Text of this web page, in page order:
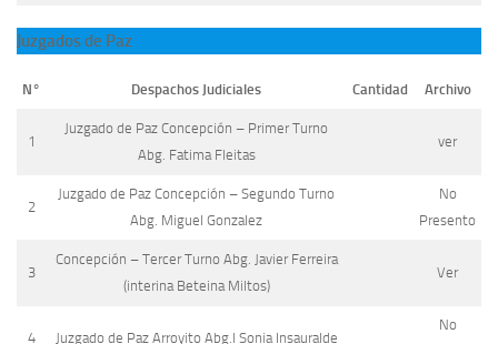
Juzgados de Paz
N° Despachos Judiciales Cantidad Archivo
1
Juzgado de Paz Concepción – Primer Turno
Abg. Fatima Fleitas
ver
2
Juzgado de Paz Concepción – Segundo Turno
Abg. Miguel Gonzalez
No
Presento
3
Concepción – Tercer Turno Abg. Javier Ferreira
(interina Beteina Miltos)
Ver
4 Juzgado de Paz Arroyito Abg.l Sonia Insauralde
No